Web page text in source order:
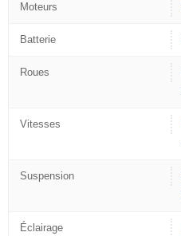
Moteurs
Batterie
Roues
Vitesses
Suspension
Éclairage